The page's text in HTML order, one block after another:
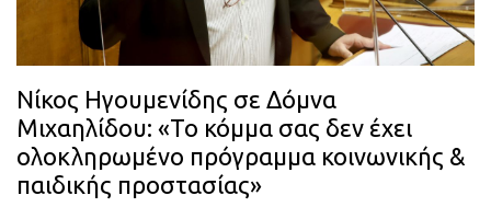
Νίκος Ηγουμενίδης σε Δόμνα
Μιχαηλίδου: «Το κόμμα σας δεν έχει
ολοκληρωμένο πρόγραμμα κοινωνικής &
παιδικής προστασίας»